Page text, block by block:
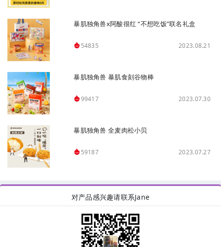
暴肌独角兽x阿酸很红 “不想吃饭”联名礼盒
54835 2023.08.21
暴肌独角兽 暴肌食刻谷物棒
99417 2023.07.30
暴肌独角兽 全麦肉松小贝
59187 2023.07.27
对产品感兴趣请联系Jane